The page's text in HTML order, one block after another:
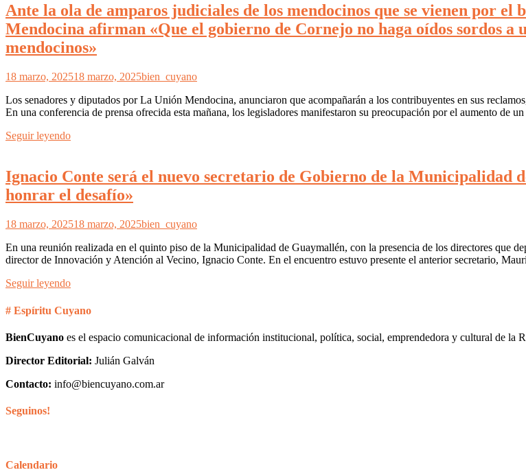
Ante la ola de amparos judiciales de los mendocinos que se vienen por
Mendocina afirman «Que el gobierno de Cornejo no haga oídos sordos
mendocinos»
18 marzo, 202518 marzo, 2025bien_cuyano
Los senadores y diputados por La Unión Mendocina, anunciaron que acompañarán a los contribuyentes en sus
En una conferencia de prensa ofrecida esta mañana, los legisladores manifestaron su preocupación por el aumento de
Seguir leyendo
Ignacio Conte será el nuevo secretario de Gobierno de la Municipalidad
honrar el desafío»
18 marzo, 202518 marzo, 2025bien_cuyano
En una reunión realizada en el quinto piso de la Municipalidad de Guaymallén, con la presencia de los directores que
director de Innovación y Atención al Vecino, Ignacio Conte. En el encuentro estuvo presente el anterior secretario,
Seguir leyendo
# Espíritu Cuyano
BienCuyano es el espacio comunicacional de información institucional, política, social, emprendedora y cultural de la
Director Editorial: Julián Galván
Contacto: info@biencuyano.com.ar
Seguinos!
Calendario